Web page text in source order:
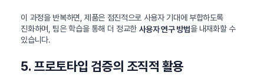
이 과정을 반복하면, 제품은 점진적으로 사용자 기대에 부합하도록
진화하며, 팀은 학습을 통해 더 정교한 사용자 연구 방법을 내재화할 수
있습니다.
5. 프로토타입 검증의 조직적 활용